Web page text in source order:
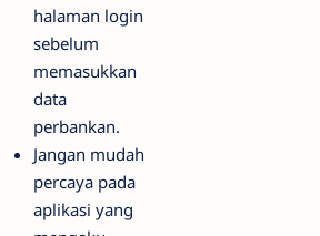
halaman login
sebelum
memasukkan
data
perbankan.
Jangan mudah
percaya pada
aplikasi yang